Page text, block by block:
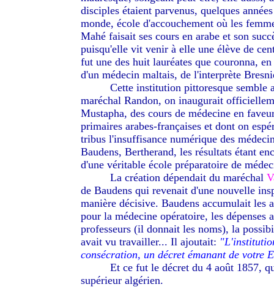
disciples étaient parvenus, quelques
monde, école d'accouchement où les
Mahé faisait ses cours en arabe et son
puisqu'elle vit venir à elle une élève de
fut une des huit lauréates que couronna,
d'un médecin maltais, de l'interprète
Cette institution pittoresque semble
maréchal Randon, on inaugurait
Mustapha, des cours de médecine en
primaires arabes-françaises et dont on
tribus l'insuffisance numérique des
Baudens, Bertherand, les résultats étant
d'une véritable école préparatoire de
La création dépendait du maréchal
de Baudens qui revenait d'une nouvelle
manière décisive. Baudens accumulait les
pour la médecine opératoire, les
professeurs (il donnait les noms), la
avait vu travailler... Il ajoutait:
consécration, un décret émanant de votre
Et ce fut le décret du 4 août 1857,
supérieur algérien.